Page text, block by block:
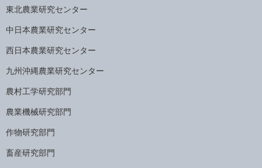
東北農業研究センター
中日本農業研究センター
西日本農業研究センター
九州沖縄農業研究センター
農村工学研究部門
農業機械研究部門
作物研究部門
畜産研究部門